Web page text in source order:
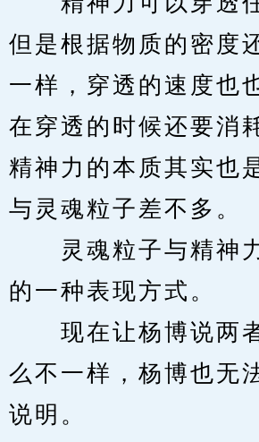
但是根据物质的密度
一样，穿透的速度也
在穿透的时候还要消
精神力的本质其实也
与灵魂粒子差不多。
灵魂粒子与精神
的一种表现方式。
现在让杨博说两
么不一样，杨博也无
说明。